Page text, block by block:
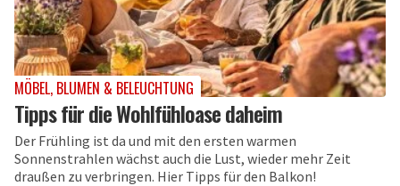
MÖBEL, BLUMEN & BELEUCHTUNG
Tipps für die Wohlfühloase daheim
Der Frühling ist da und mit den ersten warmen
Sonnenstrahlen wächst auch die Lust, wieder mehr Zeit
draußen zu verbringen. Hier Tipps für den Balkon!